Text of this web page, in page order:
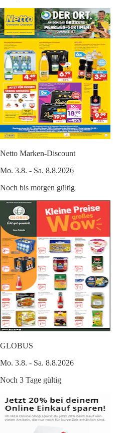
Netto Marken-Discount
Mo. 3.8. - Sa. 8.8.2026
Noch bis morgen gültig
GLOBUS
Mo. 3.8. - Sa. 8.8.2026
Noch 3 Tage gültig